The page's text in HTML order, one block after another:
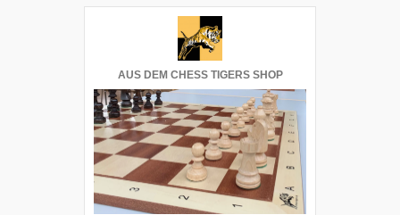
AUS DEM CHESS TIGERS SHOP